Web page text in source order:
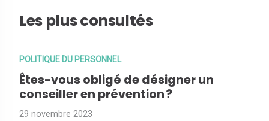
Les plus consultés
POLITIQUE DU PERSONNEL
Êtes-vous obligé de désigner un
conseiller en prévention ?
29 novembre 2023